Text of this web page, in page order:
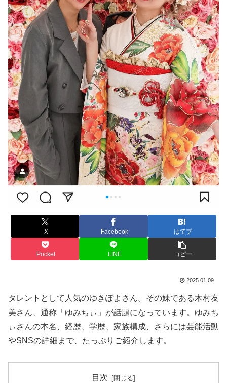
X Facebook はてブ
Pocket LINE コピー
2025.01.09
タレントとして人気のゆきぽよさん。その妹である木村友
美さん、通称「ゆみちぃ」が話題になっています。ゆみち
ぃさんの本名、経歴、学歴、家族構成、さらには芸能活動
やSNSの詳細まで、たっぷりご紹介します。
目次